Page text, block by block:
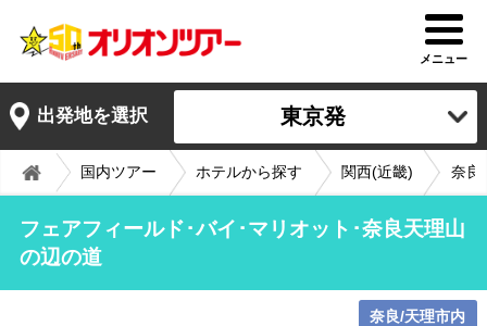
メニュー
出発地を選択 東京発
国内ツアー ホテルから探す 関西(近畿) 奈良
フェアフィールド･バイ･マリオット･奈良天理山
の辺の道
奈良/天理市内